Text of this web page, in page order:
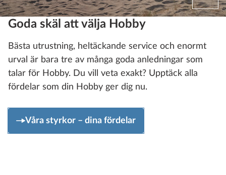
Goda skäl att välja Hobby
Bästa utrustning, heltäckande service och enormt
urval är bara tre av många goda anledningar som
talar för Hobby. Du vill veta exakt? Upptäck alla
fördelar som din Hobby ger dig nu.
Våra styrkor – dina fördelar